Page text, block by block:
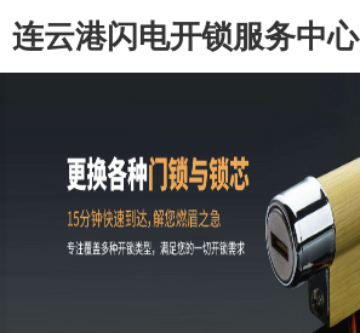
连云港闪电开锁服务中心